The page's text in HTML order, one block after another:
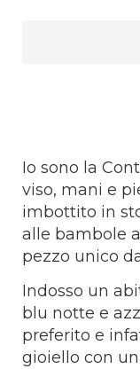
Io sono la
viso, mani e
imbottito in
alle bambole
pezzo unico
Indosso un
blu notte e
preferito e
gioiello con